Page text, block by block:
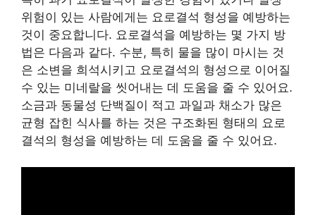
위험이 있는 사람에게는 요로결석 형성을 예방하는
것이 중요합니다. 요로결석을 예방하는 몇 가지 방
법은 다음과 같다. 수분, 특히 물을 많이 마시는 것
은 소변을 희석시키고 요로결석의 형성으로 이어질
수 있는 미네랄을 씻어내는 데 도움을 줄 수 있어요.
소금과 동물성 단백질이 적고 과일과 채소가 많은
균형 잡힌 식사를 하는 것은 구조화된 형태의 요로
결석의 형성을 예방하는 데 도움을 줄 수 있어요.